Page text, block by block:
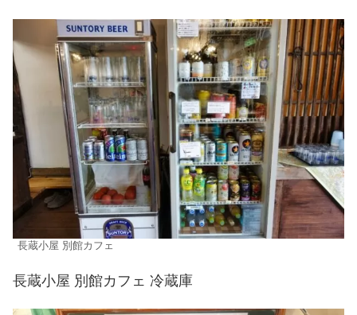
長蔵小屋 別館カフェ
長蔵小屋 別館カフェ 冷蔵庫